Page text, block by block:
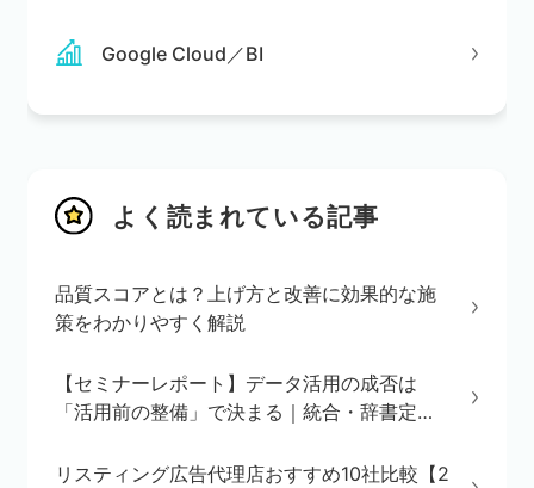
Google Cloud／BI
よく読まれている記事
品質スコアとは？上げ方と改善に効果的な施
策をわかりやすく解説
【セミナーレポート】データ活用の成否は
「活用前の整備」で決まる｜統合・辞書定
リスティング広告代理店おすすめ10社比較【2